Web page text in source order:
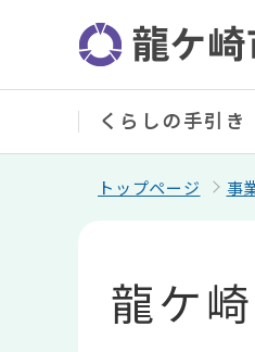
ジ
くらしの手引き
トップページ 事
龍ケ